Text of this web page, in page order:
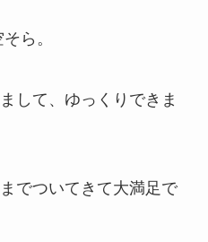
ら。
して、ゆっくりできま
でついてきて大満足で